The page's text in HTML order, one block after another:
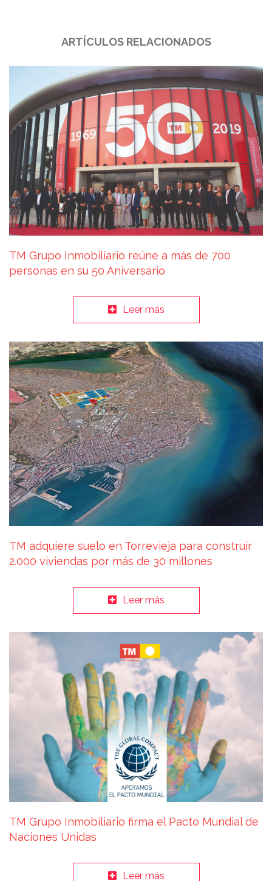
ARTÍCULOS RELACIONADOS
TM Grupo Inmobiliario reúne a más de 700
personas en su 50 Aniversario
Leer más
TM adquiere suelo en Torrevieja para construir
2.000 viviendas por más de 30 millones
Leer más
TM Grupo Inmobiliario firma el Pacto Mundial de
Naciones Unidas
Leer más